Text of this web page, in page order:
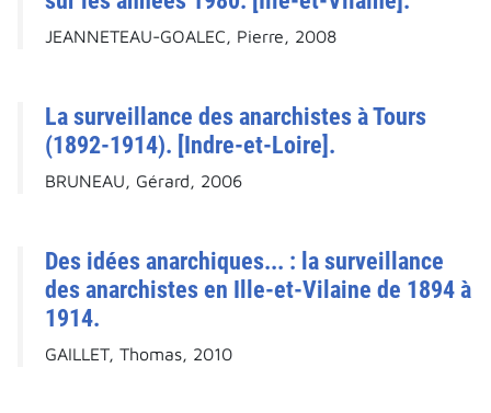
JEANNETEAU-GOALEC, Pierre, 2008
La surveillance des anarchistes à Tours
(1892-1914). [Indre-et-Loire].
BRUNEAU, Gérard, 2006
Des idées anarchiques... : la surveillance
des anarchistes en Ille-et-Vilaine de 1894 à
1914.
GAILLET, Thomas, 2010